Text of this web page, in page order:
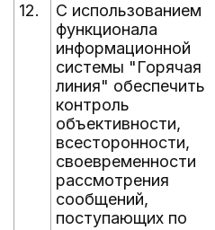
12.
С использованием
функционала
информационной
системы "Горячая
линия" обеспечить
контроль
объективности,
всесторонности,
своевременности
рассмотрения
сообщений,
поступающих по